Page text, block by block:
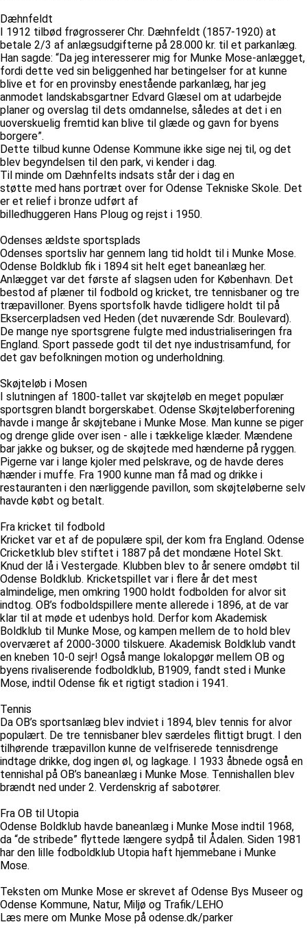
Dæhnfeldt
I 1912 tilbød frøgrosserer Chr. Dæhnfeldt (1857-1920) at
betale 2/3 af anlægsudgifterne på 28.000 kr. til et parkanlæg.
Han sagde: “Da jeg interesserer mig for Munke Mose-anlægget,
fordi dette ved sin beliggenhed har betingelser for at kunne
blive et for en provinsby enestående parkanlæg, har jeg
anmodet landskabsgartner Edvard Glæsel om at udarbejde
planer og overslag til dets omdannelse, således at det i en
uoverskuelig fremtid kan blive til glæde og gavn for byens
borgere”.
Dette tilbud kunne Odense Kommune ikke sige nej til, og det
blev begyndelsen til den park, vi kender i dag.
Til minde om Dæhnfelts indsats står der i dag en
støtte med hans portræt over for Odense Tekniske Skole. Det
er et relief i bronze udført af
billedhuggeren Hans Ploug og rejst i 1950.
Odenses ældste sportsplads
Odenses sportsliv har gennem lang tid holdt til i Munke Mose.
Odense Boldklub fik i 1894 sit helt eget baneanlæg her.
Anlægget var det første af slagsen uden for København. Det
bestod af plæner til fodbold og kricket, tre tennisbaner og tre
træpavilloner. Byens sportsfolk havde tidligere holdt til på
Eksercerpladsen ved Heden (det nuværende Sdr. Boulevard).
De mange nye sportsgrene fulgte med industrialiseringen fra
England. Sport passede godt til det nye industrisamfund, for
det gav befolkningen motion og underholdning.
Skøjteløb i Mosen
I slutningen af 1800-tallet var skøjteløb en meget populær
sportsgren blandt borgerskabet. Odense Skøjteløberforening
havde i mange år skøjtebane i Munke Mose. Man kunne se piger
og drenge glide over isen - alle i tækkelige klæder. Mændene
bar jakke og bukser, og de skøjtede med hænderne på ryggen.
Pigerne var i lange kjoler med pelskrave, og de havde deres
hænder i muffe. Fra 1900 kunne man få mad og drikke i
restauranten i den nærliggende pavillon, som skøjteløberne selv
havde købt og betalt.
Fra kricket til fodbold
Kricket var et af de populære spil, der kom fra England. Odense
Cricketklub blev stiftet i 1887 på det mondæne Hotel Skt.
Knud der lå i Vestergade. Klubben blev to år senere omdøbt til
Odense Boldklub. Kricketspillet var i flere år det mest
almindelige, men omkring 1900 holdt fodbolden for alvor sit
indtog. OB’s fodboldspillere mente allerede i 1896, at de var
klar til at møde et udenbys hold. Derfor kom Akademisk
Boldklub til Munke Mose, og kampen mellem de to hold blev
overværet af 2000-3000 tilskuere. Akademisk Boldklub vandt
en kneben 10-0 sejr! Også mange lokalopgør mellem OB og
byens rivaliserende fodboldklub, B1909, fandt sted i Munke
Mose, indtil Odense fik et rigtigt stadion i 1941.
Tennis
Da OB’s sportsanlæg blev indviet i 1894, blev tennis for alvor
populært. De tre tennisbaner blev særdeles flittigt brugt. I den
tilhørende træpavillon kunne de velfriserede tennisdrenge
indtage drikke, dog ingen øl, og lagkage. I 1933 åbnede også en
tennishal på OB’s baneanlæg i Munke Mose. Tennishallen blev
brændt ned under 2. Verdenskrig af sabotører.
Fra OB til Utopia
Odense Boldklub havde baneanlæg i Munke Mose indtil 1968,
da “de stribede” flyttede længere sydpå til Ådalen. Siden 1981
har den lille fodboldklub Utopia haft hjemmebane i Munke
Mose.
Teksten om Munke Mose er skrevet af Odense Bys Museer og
Odense Kommune, Natur, Miljø og Trafik/LEHO
Læs mere om Munke Mose på odense.dk/parker